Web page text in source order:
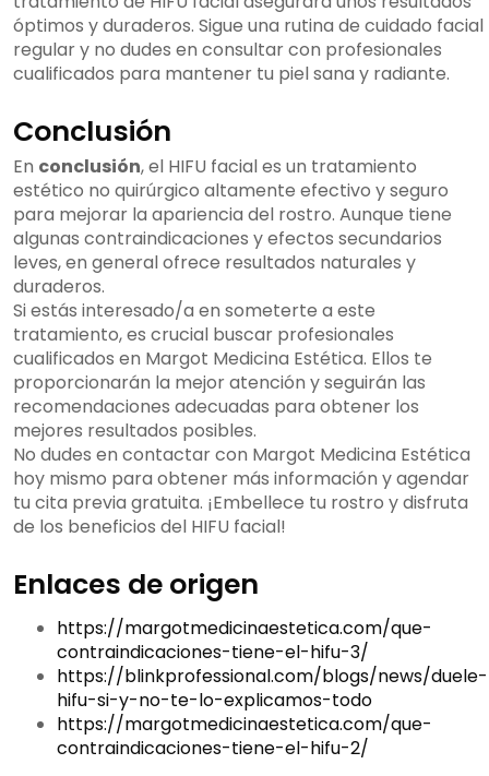
óptimos y duraderos. Sigue una rutina de cuidado facial
regular y no dudes en consultar con profesionales
cualificados para mantener tu piel sana y radiante.
Conclusión
En conclusión, el HIFU facial es un tratamiento
estético no quirúrgico altamente efectivo y seguro
para mejorar la apariencia del rostro. Aunque tiene
algunas contraindicaciones y efectos secundarios
leves, en general ofrece resultados naturales y
duraderos.
Si estás interesado/a en someterte a este
tratamiento, es crucial buscar profesionales
cualificados en Margot Medicina Estética. Ellos te
proporcionarán la mejor atención y seguirán las
recomendaciones adecuadas para obtener los
mejores resultados posibles.
No dudes en contactar con Margot Medicina Estética
hoy mismo para obtener más información y agendar
tu cita previa gratuita. ¡Embellece tu rostro y disfruta
de los beneficios del HIFU facial!
Enlaces de origen
https://margotmedicinaestetica.com/que-
contraindicaciones-tiene-el-hifu-3/
https://blinkprofessional.com/blogs/news/duele-
hifu-si-y-no-te-lo-explicamos-todo
https://margotmedicinaestetica.com/que-
contraindicaciones-tiene-el-hifu-2/